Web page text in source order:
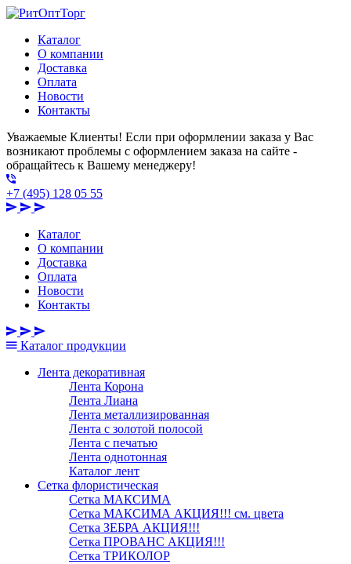
Каталог
О компании
Доставка
Оплата
Новости
Контакты
Уважаемые Клиенты! Если при оформлении заказа у Вас
возникают проблемы с оформлением заказа на сайте -
обращайтесь к Вашему менеджеру!
+7 (495) 128 05 55
Каталог
О компании
Доставка
Оплата
Новости
Контакты
Каталог продукции
Лента декоративная
Лента Корона
Лента Лиана
Лента металлизированная
Лента с золотой полосой
Лента с печатью
Лента однотонная
Каталог лент
Сетка флористическая
Сетка МАКСИМА
Сетка МАКСИМА АКЦИЯ!!! см. цвета
Сетка ЗЕБРА АКЦИЯ!!!
Сетка ПРОВАНС АКЦИЯ!!!
Сетка ТРИКОЛОР